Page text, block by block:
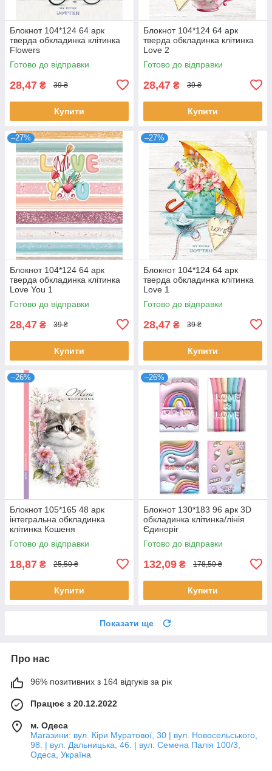
Блокнот 104*124 64 арк
тверда обкладинка клітинка
Flowers
Готово до відправки
28,47 ₴ 39 ₴
Купити
Блокнот 104*124 64 арк
тверда обкладинка клітинка
Love 2
Готово до відправки
28,47 ₴ 39 ₴
Купити
–27%
Блокнот 104*124 64 арк
тверда обкладинка клітинка
Love You 1
Готово до відправки
28,47 ₴ 39 ₴
Купити
–27%
Блокнот 104*124 64 арк
тверда обкладинка клітинка
Love 1
Готово до відправки
28,47 ₴ 39 ₴
Купити
–26%
Блокнот 105*165 48 арк
інтегральна обкладинка
клітинка Кошеня
Готово до відправки
18,87 ₴ 25,50 ₴
Купити
–26%
Блокнот 130*183 96 арк 3D
обкладинка клітинка/лінія
Єдиноріг
Готово до відправки
132,09 ₴ 178,50 ₴
Купити
Показати ще
Про нас
96% позитивних з 164 відгуків за рік
Працює з 20.12.2022
м. Одеса
Магазини: вул. Кіри Муратової, 30 | вул. Новосельського,
98. | вул. Дальницька, 46. | вул. Семена Палія 100/3,
Одеса, Україна